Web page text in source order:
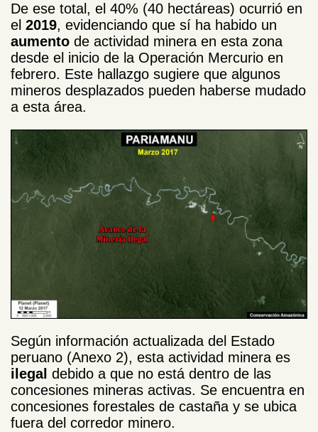
De ese total, el 40% (40 hectáreas) ocurrió en
el 2019, evidenciando que sí ha habido un
aumento de actividad minera en esta zona
desde el inicio de la Operación Mercurio en
febrero. Este hallazgo sugiere que algunos
mineros desplazados pueden haberse mudado
a esta área.
Según información actualizada del Estado
peruano (Anexo 2), esta actividad minera es
ilegal debido a que no está dentro de las
concesiones mineras activas. Se encuentra en
concesiones forestales de castaña y se ubica
fuera del corredor minero.